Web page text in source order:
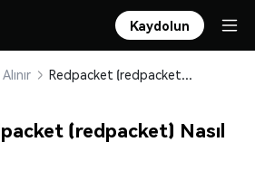
Kaydolun
Redpacket (redpacket) Güvenle Satın Alın ve Saklayın
(redpacket) Nasıl